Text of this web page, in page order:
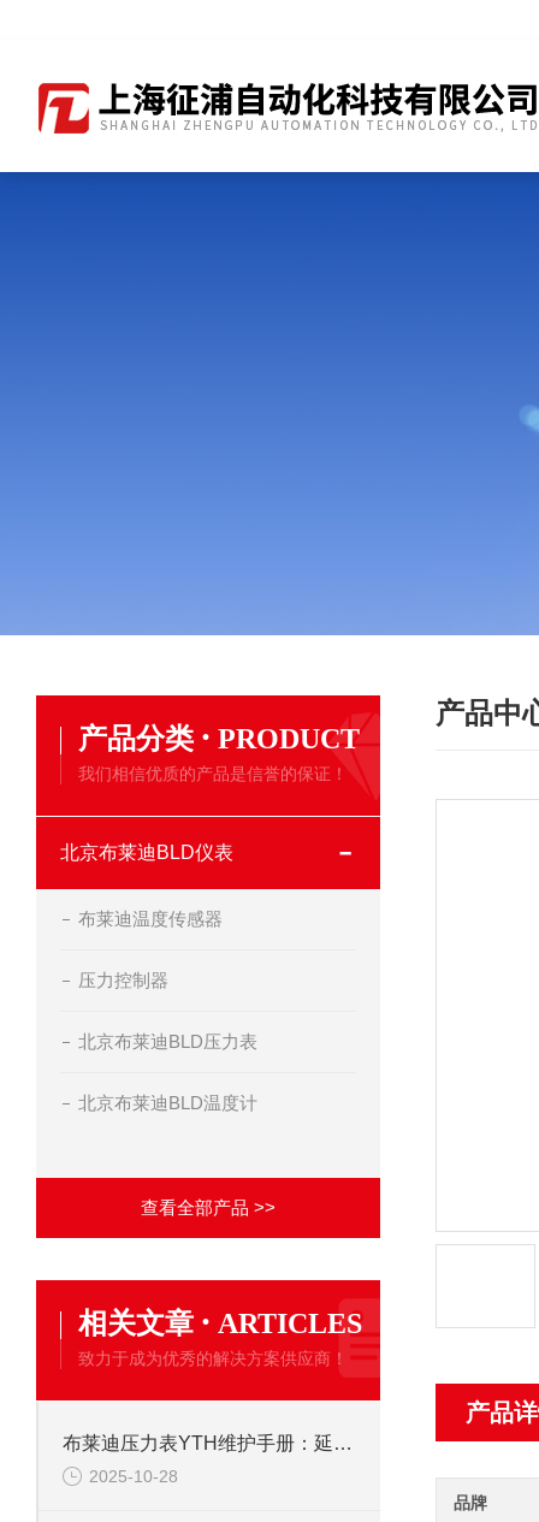
产品中
产品
品牌
产品分类 · PRODUCT
我们相信优质的产品是信誉的保证！
北京布莱迪BLD仪表
布莱迪温度传感器
压力控制器
北京布莱迪BLD压力表
北京布莱迪BLD温度计
查看全部产品 >>
相关文章 · ARTICLES
致力于成为优秀的解决方案供应商！
布莱迪压力表YTH维护手册：延长使用寿命的校准与保养技巧
2025-10-28